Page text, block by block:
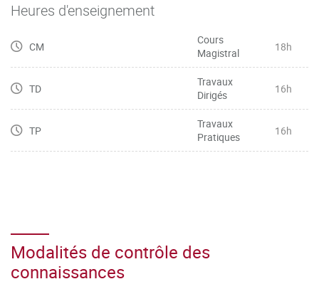
Heures d'enseignement
CM
Cours
Magistral
18h
TD
Travaux
Dirigés
16h
TP
Travaux
Pratiques
16h
Modalités de contrôle des
connaissances